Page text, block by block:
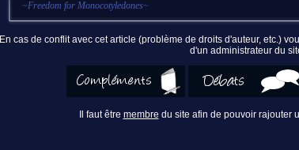
~Freedom for Monocotyledones~
En cas de conflit avec cet article (problème de droits d'auteur, etc.)
d'un administrateur du
Il faut être membre du site afin de pouvoir rajouter